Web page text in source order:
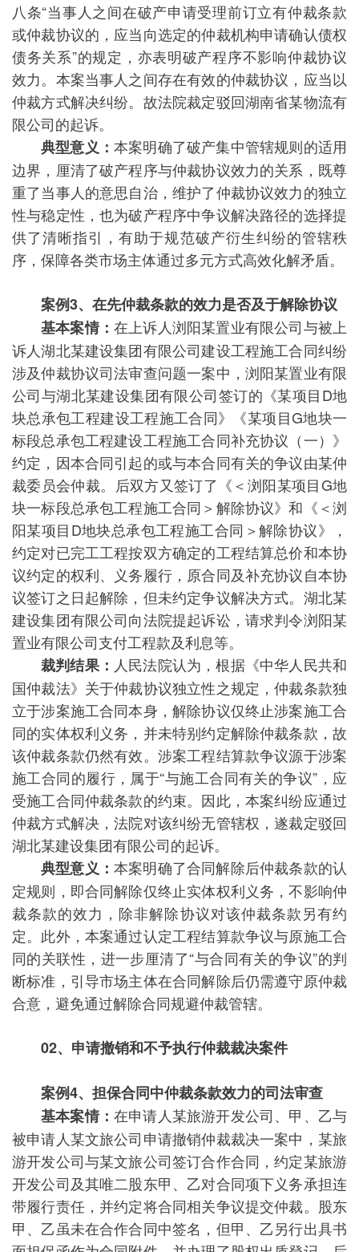
八条“当事人之间在破产申请受理前订立有仲裁条款
或仲裁协议的，应当向选定的仲裁机构申请确认债权
债务关系”的规定，亦表明破产程序不影响仲裁协议
效力。本案当事人之间存在有效的仲裁协议，应当以
仲裁方式解决纠纷。故法院裁定驳回湖南省某物流有
限公司的起诉。
典型意义： 本案明确了破产集中管辖规则的适用
边界，厘清了破产程序与仲裁协议效力的关系，既尊
重了当事人的意思自治，维护了仲裁协议效力的独立
性与稳定性，也为破产程序中争议解决路径的选择提
供了清晰指引，有助于规范破产衍生纠纷的管辖秩
序，保障各类市场主体通过多元方式高效化解矛盾。
案例3、 在先仲裁条款的效力是否及于解除协议
基本案情： 在上诉人浏阳某置业有限公司与被上
诉人湖北某建设集团有限公司建设工程施工合同纠纷
涉及仲裁协议司法审查问题一案中，浏阳某置业有限
公司与湖北某建设集团有限公司签订的《某项目D地
块总承包工程建设工程施工合同》《某项目G地块一
标段总承包工程建设工程施工合同补充协议（一）》
约定，因本合同引起的或与本合同有关的争议由某仲
裁委员会仲裁。后双方又签订了《＜浏阳某项目G地
块一标段总承包工程施工合同＞解除协议》和《＜浏
阳某项目D地块总承包工程施工合同＞解除协议》，
约定对已完工工程按双方确定的工程结算总价和本协
议约定的权利、义务履行，原合同及补充协议自本协
议签订之日起解除，但未约定争议解决方式。湖北某
建设集团有限公司向法院提起诉讼，请求判令浏阳某
置业有限公司支付工程款及利息等。
裁判结果： 人民法院认为，根据《中华人民共和
国仲裁法》关于仲裁协议独立性之规定，仲裁条款独
立于涉案施工合同本身，解除协议仅终止涉案施工合
同的实体权利义务，并未特别约定解除仲裁条款，故
该仲裁条款仍然有效。涉案工程结算款争议源于涉案
施工合同的履行，属于“与施工合同有关的争议”，应
受施工合同仲裁条款的约束。因此，本案纠纷应通过
仲裁方式解决，法院对该纠纷无管辖权，遂裁定驳回
湖北某建设集团有限公司的起诉。
典型意义： 本案明确了合同解除后仲裁条款的认
定规则，即合同解除仅终止实体权利义务，不影响仲
裁条款的效力，除非解除协议对该仲裁条款另有约
定。此外，本案通过认定工程结算款争议与原施工合
同的关联性，进一步厘清了“与合同有关的争议”的判
断标准，引导市场主体在合同解除后仍需遵守原仲裁
合意，避免通过解除合同规避仲裁管辖。
02、申请撤销和不予执行仲裁裁决案件
案例4、 担保合同中仲裁条款效力的司法审查
基本案情： 在申请人某旅游开发公司、甲、乙与
被申请人某文旅公司申请撤销仲裁裁决一案中，某旅
游开发公司与某文旅公司签订合作合同，约定某旅游
开发公司及其唯二股东甲、乙对合同项下义务承担连
带履行责任，并约定将合同相关争议提交仲裁。股东
甲、乙虽未在合作合同中签名，但甲、乙另行出具书